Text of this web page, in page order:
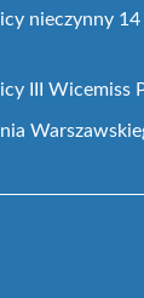
nieczynny
III Wicemiss